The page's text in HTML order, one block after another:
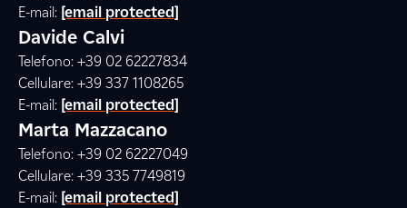
E-mail: [email protected]
Davide Calvi
Telefono: +39 02 62227834
Cellulare: +39 337 1108265
E-mail: [email protected]
Marta Mazzacano
Telefono: +39 02 62227049
Cellulare: +39 335 7749819
E-mail: [email protected]